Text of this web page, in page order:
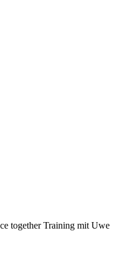
together Training mit Uwe